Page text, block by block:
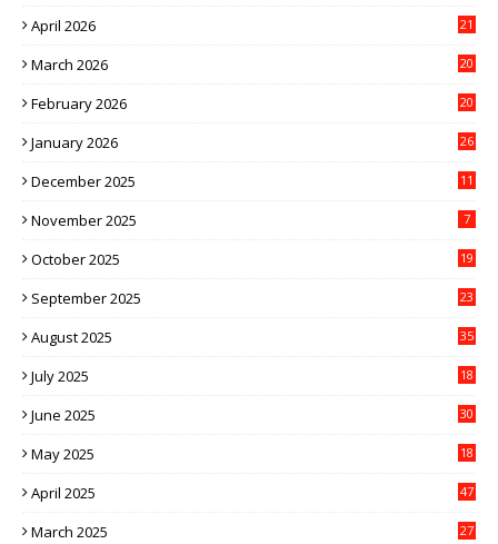
April 2026 21
March 2026 20
February 2026 20
January 2026 26
December 2025 11
November 2025 7
October 2025 19
September 2025 23
August 2025 35
July 2025 18
June 2025 30
May 2025 18
April 2025 47
March 2025 27